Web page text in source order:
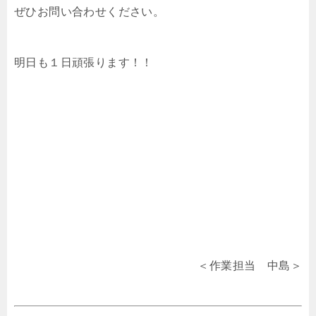
ぜひお問い合わせください。
明日も１日頑張ります！！
＜作業担当 中島＞